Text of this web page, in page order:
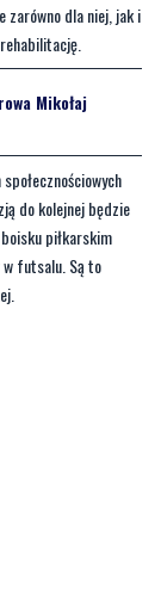
zarówno dla niej, jak i
Mikołaj
do kolejnej będzie
piłkarskim
w futsalu. Są to